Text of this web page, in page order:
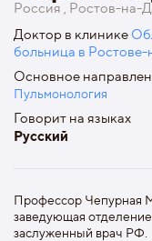
Россия , Ростов-на-
Доктор в клинике
больница в
Основное
Пульмонология
Говорит на языках
Русский
Профессор Чепурная
заведующая
заслуженный врач РФ.